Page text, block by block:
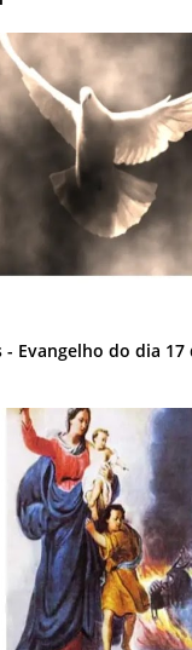
- Evangelho do dia